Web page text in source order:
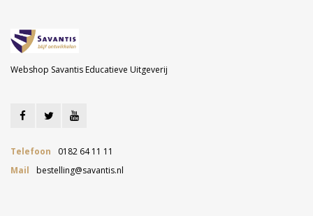
Webshop Savantis Educatieve Uitgeverij
Telefoon
0182 64 11 11
Mail
bestelling@savantis.nl